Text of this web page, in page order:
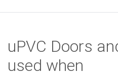
uPVC Doors
used when